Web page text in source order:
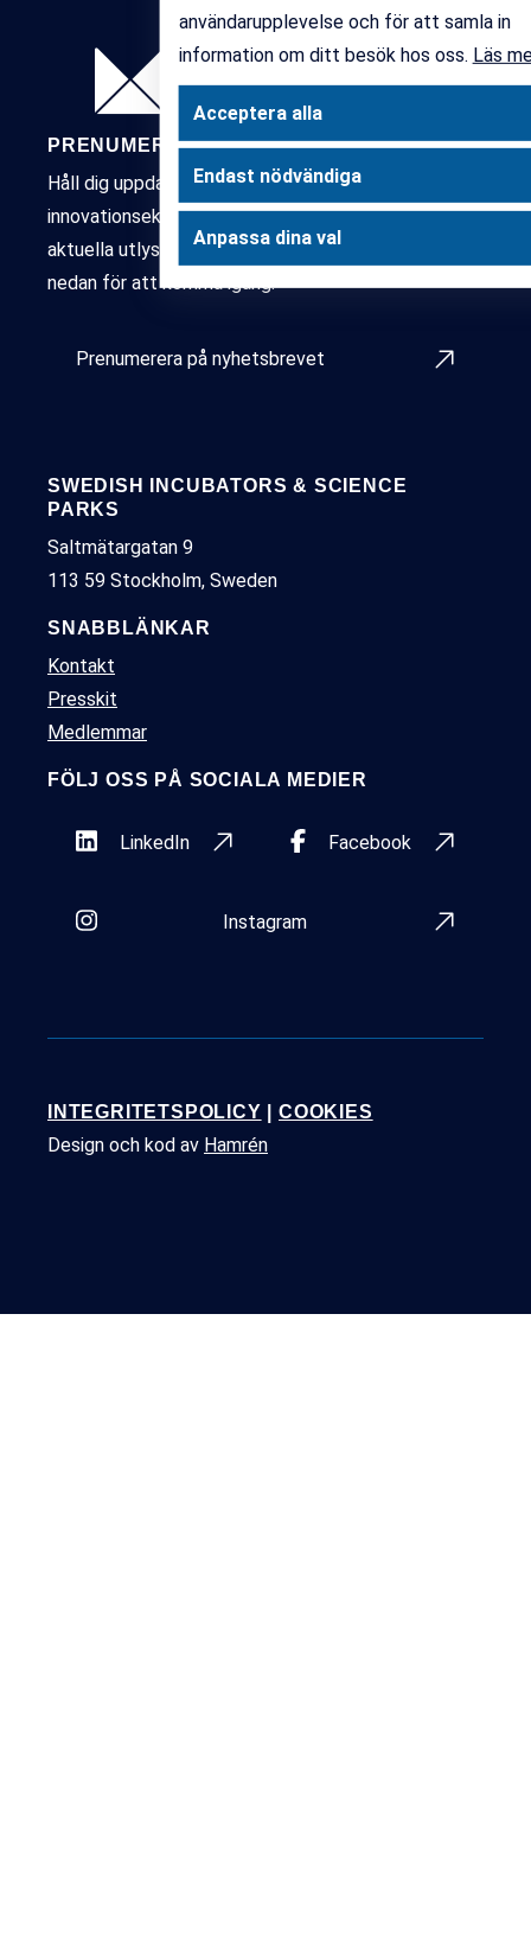
PRENUMERERA PÅ VÅRT NYHETSBREV
Håll dig uppdaterad kring det senaste inom Sveriges
innovationsekosystem – samverkansprojekt,
aktuella utlysningar, policy och påverkan. Klicka in
nedan för att komma igång.
Prenumerera på nyhetsbrevet
SWEDISH INCUBATORS & SCIENCE
PARKS
Saltmätargatan 9
113 59 Stockholm, Sweden
SNABBLÄNKAR
Kontakt
Presskit
Medlemmar
FÖLJ OSS PÅ SOCIALA MEDIER
LinkedIn Facebook
Instagram
INTEGRITETSPOLICY |COOKIES
Design och kod av Hamrén
användarupplevelse och för att samla in
information om ditt besök hos oss. Läs
Acceptera alla
Endast nödvändiga
Anpassa dina val